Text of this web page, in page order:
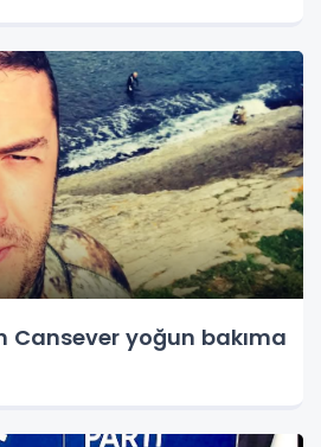
Cansever yoğun bakıma